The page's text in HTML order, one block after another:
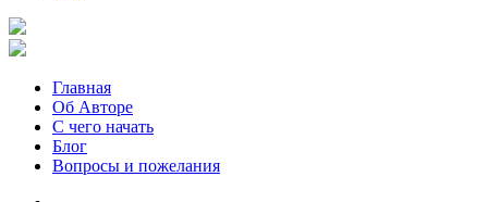
Главная
Об Авторе
С чего начать
Блог
Вопросы и пожелания